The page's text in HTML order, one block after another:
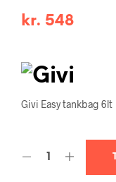
kr. 548
Givi Easy tankbag 6lt